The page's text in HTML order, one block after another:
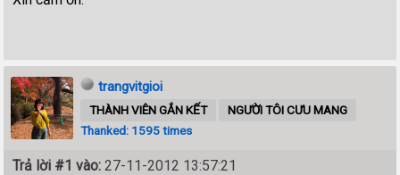
trangvitgioi
THÀNH VIÊN GẮN KẾT
NGƯỜI TÔI CƯU MANG
Thanked: 1595 times
Trả lời #1 vào: 27-11-2012 13:57:21